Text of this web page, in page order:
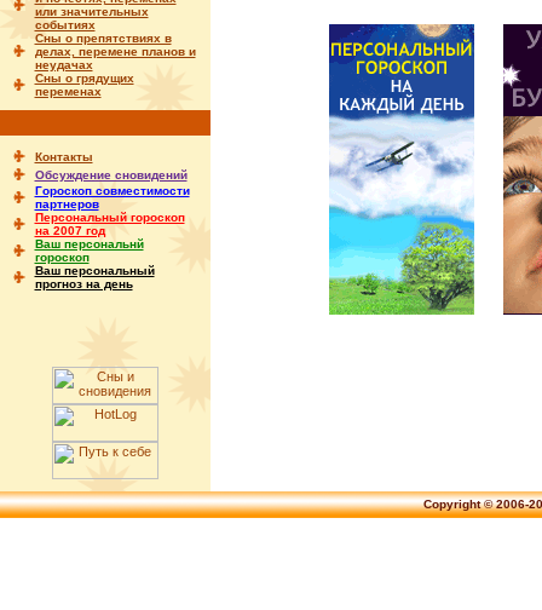
или значительных
событиях
Сны о препятствиях в
делах, перемене планов и
неудачах
Сны о грядущих
переменах
Контакты
Обсуждение сновидений
Гороскоп совместимости
партнеров
Персональный гороскоп
на 2007 год
Ваш персональнй
гороскоп
Ваш персональный
прогноз на день
Copyright © 2006-